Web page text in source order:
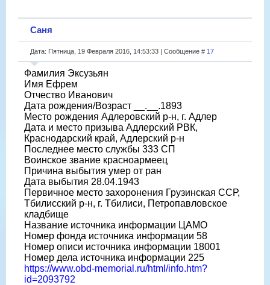
Саня
Дата: Пятница, 19 Февраля 2016, 14:53:33 | Сообщение # 17
Фамилия Эксузьян
Имя Ефрем
Отчество Иванович
Дата рождения/Возраст __.__.1893
Место рождения Адлеровский р-н, г. Адлер
Дата и место призыва Адлерский РВК,
Краснодарский край, Адлерский р-н
Последнее место службы 333 СП
Воинское звание красноармеец
Причина выбытия умер от ран
Дата выбытия 28.04.1943
Первичное место захоронения Грузинская ССР,
Тбилисский р-н, г. Тбилиси, Петропавловское
кладбище
Название источника информации ЦАМО
Номер фонда источника информации 58
Номер описи источника информации 18001
Номер дела источника информации 225
https://www.obd-memorial.ru/html/info.htm?
id=2093792